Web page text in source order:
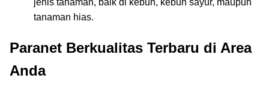
jenis tanaman, baik di kebun, kebun sayur, maupun
tanaman hias.
Paranet Berkualitas Terbaru di Area
Anda